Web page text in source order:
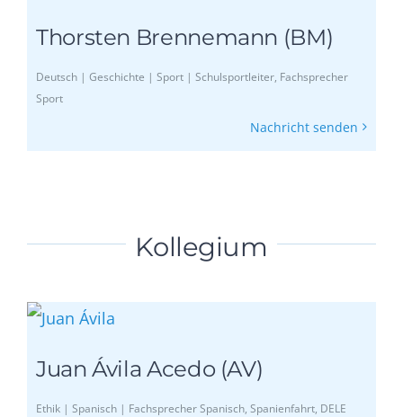
Thorsten Brennemann (BM)
Deutsch | Geschichte | Sport | Schulsportleiter, Fachsprecher
Sport
Nachricht senden
Kollegium
Juan Ávila Acedo (AV)
Ethik | Spanisch | Fachsprecher Spanisch, Spanienfahrt, DELE